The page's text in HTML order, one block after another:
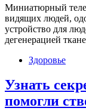
Миниатюрный
видящих людей,
устройство для
дегенерацией
Здоровье
Узнать
помогли